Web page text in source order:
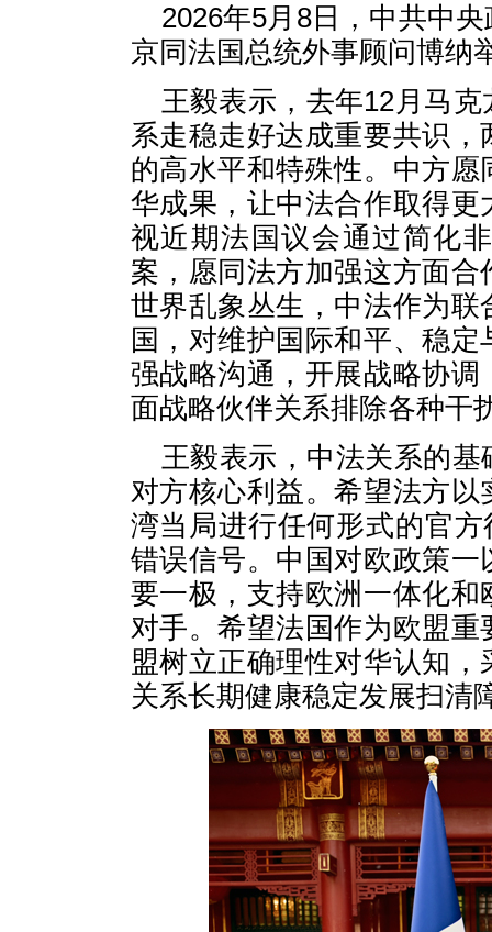
2026年5月8日，中共中
京同法国总统外事顾问博纳
王毅表示，去年12月马
系走稳走好达成重要共识
的高水平和特殊性。中方
华成果，让中法合作取得
视近期法国议会通过简化
案，愿同法方加强这方面
世界乱象丛生，中法作为
国，对维护国际和平、稳
强战略沟通，开展战略协
面战略伙伴关系排除各种干
王毅表示，中法关系的
对方核心利益。希望法方
湾当局进行任何形式的官
错误信号。中国对欧政策
要一极，支持欧洲一体化
对手。希望法国作为欧盟
盟树立正确理性对华认知
关系长期健康稳定发展扫清